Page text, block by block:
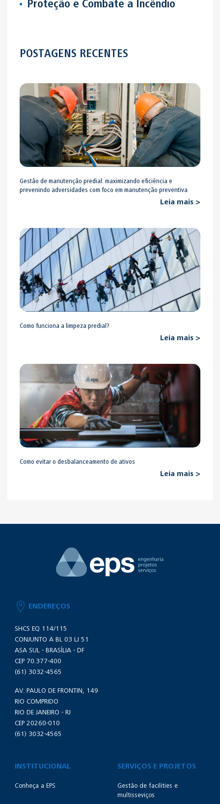
Proteção e Combate a Incêndio
POSTAGENS RECENTES
Gestão de manutenção predial: maximizando eficiência e
prevenindo adversidades com foco em manutenção preventiva
Leia mais >
Como funciona a limpeza predial?
Leia mais >
Como evitar o desbalanceamento de ativos
Leia mais >
ENDEREÇOS
SHCS EQ 114/115
CONJUNTO A BL 03 LJ 51
ASA SUL - BRASÍLIA - DF
CEP 70.377-400
(61) 3032-4565
AV. PAULO DE FRONTIN, 149
RIO COMPRIDO
RIO DE JANEIRO - RJ
CEP 20260-010
(61) 3032-4565
INSTITUCIONAL
Conheça a EPS
SERVIÇOS E PROJETOS
Gestão de facilities e
multisseviços